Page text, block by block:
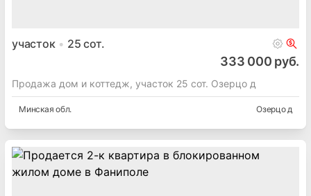
участок 25 сот.
333 000 руб.
Продажа дом и коттедж, участок 25 сот. Озерцо д
Минская обл. Озерцо д